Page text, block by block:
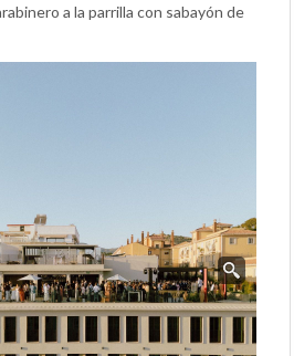
a la parrilla con sabayón de